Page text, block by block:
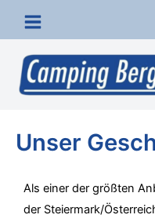
Inhalt
springen
Unser
Als einer der größten
der Steiermark/